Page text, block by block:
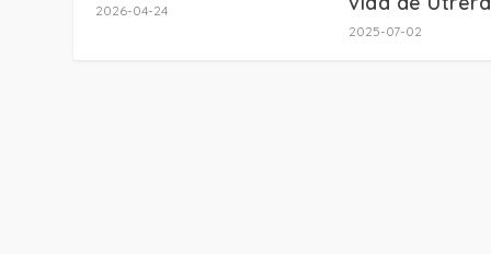
2026-04-24
2025-07-02